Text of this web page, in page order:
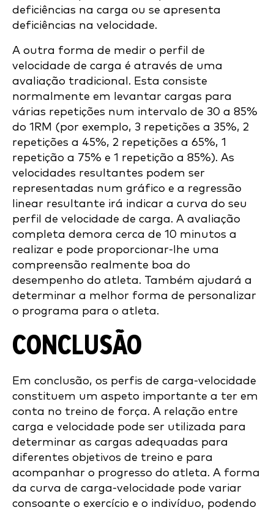
deficiências na carga ou se apresenta
deficiências na velocidade.
A outra forma de medir o perfil de
velocidade de carga é através de uma
avaliação tradicional. Esta consiste
normalmente em levantar cargas para
várias repetições num intervalo de 30 a 85%
do 1RM (por exemplo, 3 repetições a 35%, 2
repetições a 45%, 2 repetições a 65%, 1
repetição a 75% e 1 repetição a 85%). As
velocidades resultantes podem ser
representadas num gráfico e a regressão
linear resultante irá indicar a curva do seu
perfil de velocidade de carga. A avaliação
completa demora cerca de 10 minutos a
realizar e pode proporcionar-lhe uma
compreensão realmente boa do
desempenho do atleta. Também ajudará a
determinar a melhor forma de personalizar
o programa para o atleta.
CONCLUSÃO
Em conclusão, os perfis de carga-velocidade
constituem um aspeto importante a ter em
conta no treino de força. A relação entre
carga e velocidade pode ser utilizada para
determinar as cargas adequadas para
diferentes objetivos de treino e para
acompanhar o progresso do atleta. A forma
da curva de carga-velocidade pode variar
consoante o exercício e o indivíduo, podendo